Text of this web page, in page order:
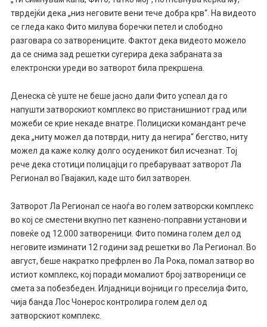
тврдејќи дека „низ неговите вени тече добра крв“. На видеото
се гледа како Фито милува боречки петел и слободно
разговара со затворениците. Фактот дека видеото можело
да се снима зад решетки сугерира дека забраната за
електронски уреди во затворот била прекршена.
Денеска сè уште не беше јасно дали Фито успеал да го
напушти затворскиот комплекс во пристанишниот град или
можеби се крие некаде внатре. Полициски командант рече
дека „ниту можел да потврди, ниту да негира“ бегство, ниту
можел да каже колку долго осуденикот бил исчезнат. Тој
рече дека стотици полицајци го пребаруваат затворот Ла
Регионал во Гвајакил, каде што бил затворен.
Затворот Ла Регионал се наоѓа во голем затворски комплекс
во кој се сместени вкупно пет казнено-поправни установи и
повеќе од 12.000 затвореници. Фито помина голем дел од
неговите изминати 12 години зад решетки во Ла Регионал. Во
август, беше накратко префрлен во Ла Рока, помал затвор во
истиот комплекс, кој поради момалиот број затвореници се
смета за побезбеден. Илјадници војници го преселија Фито,
чија банда Лос Чонерос контролира голем дел од
затворскиот комплекс.